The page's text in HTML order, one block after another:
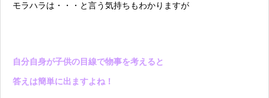
モラハラは・・・と言う気持ちもわかりますが
自分自身が子供の目線で物事を考えると
答えは簡単に出ますよね！